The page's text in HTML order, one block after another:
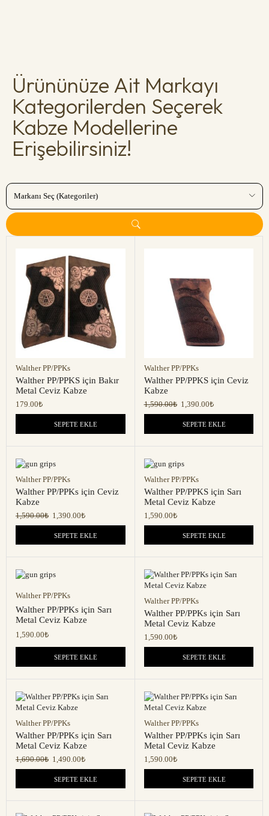
Ürününüze Ait Markayı
Kategorilerden Seçerek
Kabze Modellerine
Erişebilirsiniz!
Markanı Seç (Kategoriler)
Walther PP/PPKs
Walther PP/PPKS için Bakır
Metal Ceviz Kabze
179.00₺
SEPETE EKLE
Walther PP/PPKs
Walther PP/PPKS için Ceviz
Kabze
1,590.00₺ 1,390.00₺
SEPETE EKLE
Walther PP/PPKs
Walther PP/PPKs için Ceviz
Kabze
1,590.00₺ 1,390.00₺
SEPETE EKLE
Walther PP/PPKs
Walther PP/PPKS için Sarı
Metal Ceviz Kabze
1,590.00₺
SEPETE EKLE
Walther PP/PPKs
Walther PP/PPKs için Sarı
Metal Ceviz Kabze
1,590.00₺
SEPETE EKLE
Walther PP/PPKs
Walther PP/PPKs için Sarı
Metal Ceviz Kabze
1,590.00₺
SEPETE EKLE
Walther PP/PPKs
Walther PP/PPKs için Sarı
Metal Ceviz Kabze
1,690.00₺ 1,490.00₺
SEPETE EKLE
Walther PP/PPKs
Walther PP/PPKs için Sarı
Metal Ceviz Kabze
1,590.00₺
SEPETE EKLE